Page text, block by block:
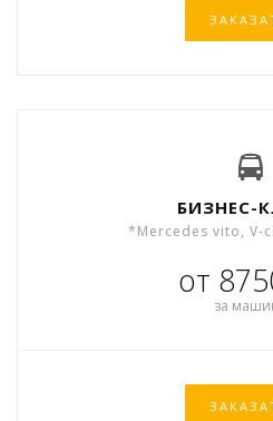
БИЗНЕС-
*Mercedes vito, V-
от
за